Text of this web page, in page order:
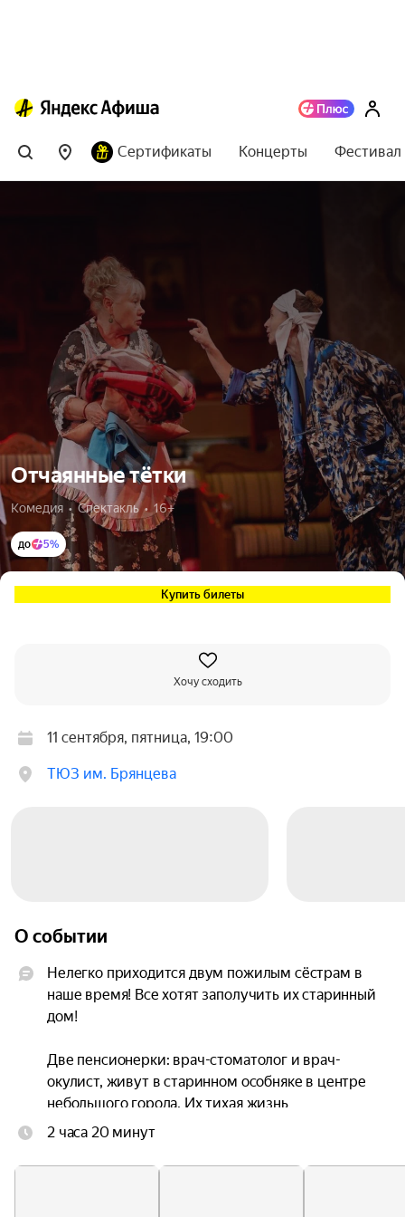
Сертификаты Концерты
Отчаянные тётки
Комедия  •  Спектакль  •  16+
до 5%
Купить билеты
Хочу сходить
11 сентября, пятница, 19:00
ТЮЗ им. Брянцева
О событии
Нелегко приходится двум пожилым сёстрам в
наше время! Все хотят заполучить их старинный
дом!
Две пенсионерки: врач-стоматолог и врач-
окулист, живут в старинном особняке в центре
небольшого города. Их тихая жизнь
прерывается, когда к ним приходит чиновник из
однокомнатную квартиру. И вот тут две
2 часа 20 минут